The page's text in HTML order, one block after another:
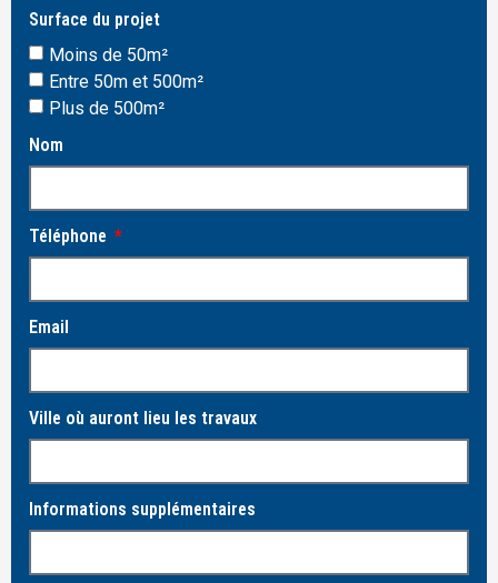
Surface du projet
Moins de 50m²
Entre 50m et 500m²
Plus de 500m²
Nom
Téléphone
Email
Ville où auront lieu les travaux
Informations supplémentaires